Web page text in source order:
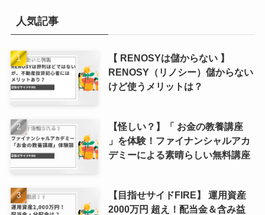
人気記事
【 RENOSYは儲からない 】
RENOSY（リノシー）儲からない
けど使うメリットは？
【怪しい？】「 お金の教養講座
」を体験！ファイナンシャルアカ
デミーによる素晴らしい無料講座
【目指せサイドFIRE】 運用資産
2000万円 超え！配当金＆含み益